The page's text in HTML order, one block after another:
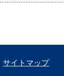
サイトマップ